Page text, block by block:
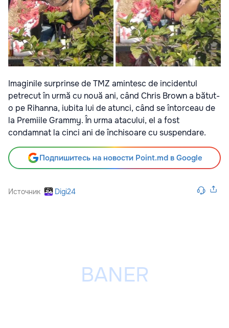
Imaginile surprinse de TMZ amintesc de incidentul
petrecut în urmă cu nouă ani, când Chris Brown a bătut-
o pe Rihanna, iubita lui de atunci, când se întorceau de
la Premiile Grammy. În urma atacului, el a fost
condamnat la cinci ani de închisoare cu suspendare.
Подпишитесь на новости Point.md в Google
Источник Digi24